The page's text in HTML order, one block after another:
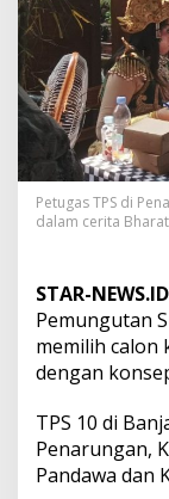
Petugas TPS di
dalam cerita
STAR-
Pemungutan
memilih calon
dengan
TPS 10 di
Penarungan,
Pandawa dan